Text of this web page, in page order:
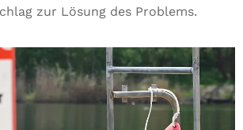
zur Lösung des Problems.